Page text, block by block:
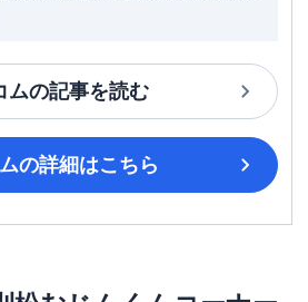
ムの記事を読む
の詳細はこちら